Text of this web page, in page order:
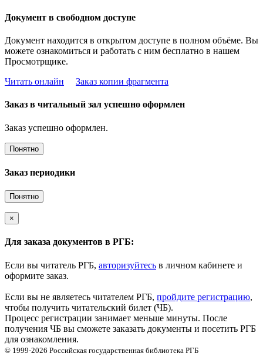
Документ в свободном доступе
Документ находится в открытом доступе в полном объёме. Вы
можете ознакомиться и работать с ним бесплатно в нашем
Просмотрщике.
Читать онлайн
Заказ копии фрагмента
Заказ в читальный зал успешно оформлен
Заказ успешно оформлен.
Понятно
Заказ периодики
Понятно
×
Для заказа документов в РГБ:
Если вы читатель РГБ, авторизуйтесь в личном кабинете и
оформите заказ.
Если вы не являетесь читателем РГБ, пройдите регистрацию,
чтобы получить читательский билет (ЧБ).
Процесс регистрации занимает меньше минуты. После
получения ЧБ вы сможете заказать документы и посетить РГБ
для ознакомления.
© 1999-2026 Российская государственная библиотека РГБ